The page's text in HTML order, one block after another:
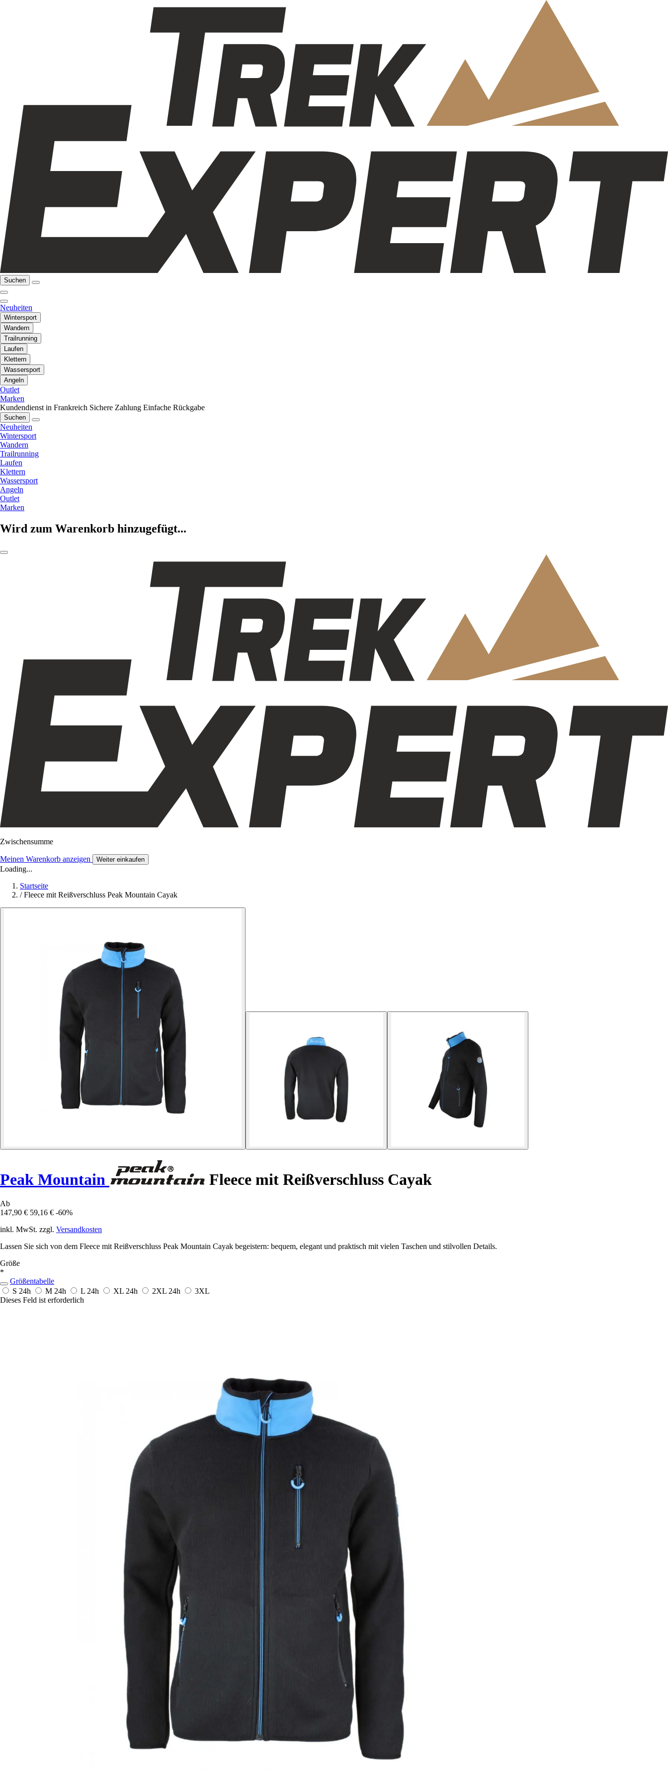
Suchen
Neuheiten
Wintersport
Wandern
Trailrunning
Laufen
Klettern
Wassersport
Angeln
Outlet
Marken
Kundendienst in Frankreich Sichere Zahlung Einfache Rückgabe
Suchen
Neuheiten
Wintersport
Wandern
Trailrunning
Laufen
Klettern
Wassersport
Angeln
Outlet
Marken
Wird zum Warenkorb hinzugefügt...
Zwischensumme
Meinen Warenkorb anzeigen Weiter einkaufen
Loading...
Startseite
/ Fleece mit Reißverschluss Peak Mountain Cayak
Peak Mountain Fleece mit Reißverschluss Cayak
Ab
147,90 € 59,16 € -60%
inkl. MwSt. zzgl. Versandkosten
Lassen Sie sich von dem Fleece mit Reißverschluss Peak Mountain Cayak begeistern: bequem, elegant und praktisch mit vielen Taschen und stilvollen Details.
Größe
*
Größentabelle
S 24h M 24h L 24h XL 24h 2XL 24h
3XL
Dieses Feld ist erforderlich